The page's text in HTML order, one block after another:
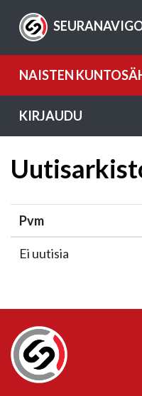
NAISTEN
KIRJAUDU
Pvm
Ei uutisia